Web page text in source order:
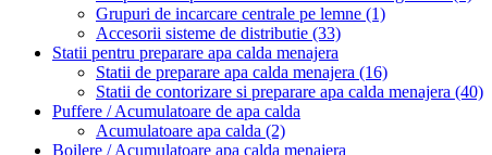
Grupuri de incarcare centrale pe lemne (1)
Accesorii sisteme de distributie (33)
Statii pentru preparare apa calda menajera
Statii de preparare apa calda menajera (16)
Statii de contorizare si preparare apa calda menajera (40)
Puffere / Acumulatoare de apa calda
Acumulatoare apa calda (2)
Boilere / Acumulatoare apa calda menajera